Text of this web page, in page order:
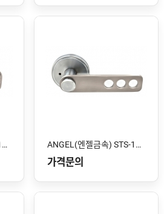
ANGEL(엔젤금속) STS-104 SS ANGEL(엔젤금속) STS-103 SS
가격문의